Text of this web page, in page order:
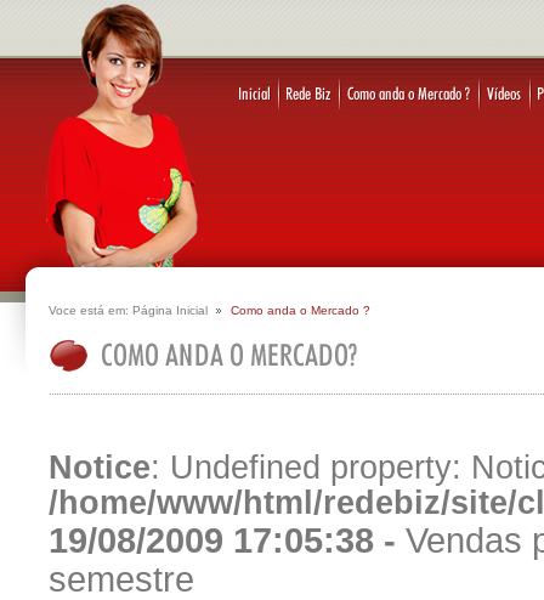
Voce está em: Página Inicial Como anda o Mercado ?
Notice: Undefined property:
/home/www/html/redebiz/site/
19/08/2009 17:05:38 - Vendas
semestre